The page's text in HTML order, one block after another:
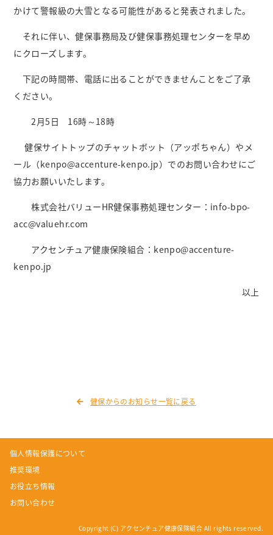
かけて警報級の大雪となる可能性があると発表されました。
それに伴い、健保事務局及び健保事務処理センターを早め
にクローズします。
下記の時間帯、電話に出ることができませんことをご了承
ください。
2月5日 16時～18時
健保サイトトップのチャットボット（アッポちゃん）やメ
ール（kenpo@accenture-kenpo.jp）でのお問い合わせにご
協力お願いいたします。
株式会社バリューHR健保事務処理センター：info-bpo-
acc@valuehr.com
アクセンチュア健康保険組合：kenpo@accenture-
kenpo.jp
以上
健保からのお知らせ一覧に戻る
個人情報保護について
推奨環境
お役立ち情報
お問い合わせ
Copyright (C) アクセンチュア健康保険組合 All rights reserved.